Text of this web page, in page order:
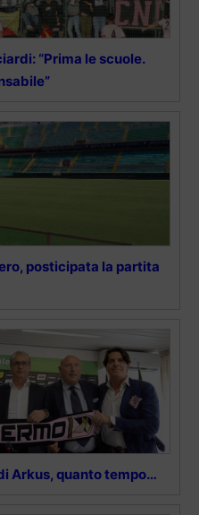
“Prima le scuole.
posticipata la partita
Arkus, quanto tempo…